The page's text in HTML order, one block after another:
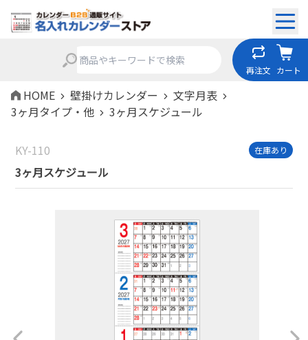
再注文 カート
HOME 壁掛けカレンダー
文字月表
3ヶ月タイプ・他
3ヶ月スケジュール
KY-110 在庫あり
3ヶ月スケジュール